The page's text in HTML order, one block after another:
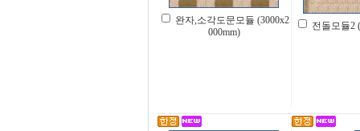
완자,소각도문모듈 (3000x2
000mm)
전돌모듈2